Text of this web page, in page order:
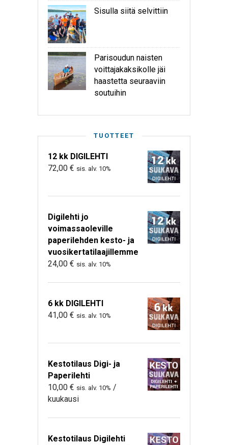
Sisulla siitä selvittiin
Parisoudun naisten
voittajakaksikolle jäi
haastetta seuraaviin
soutuihin
TUOTTEET
12 kk DIGILEHTI
72,00 € sis. alv. 10%
Digilehti jo
voimassaoleville
paperilehden kesto- ja
vuosikertatilaajillemme
24,00 € sis. alv. 10%
6 kk DIGILEHTI
41,00 € sis. alv. 10%
Kestotilaus Digi- ja
Paperilehti
10,00 € sis. alv. 10% /
kuukausi
Kestotilaus Digilehti